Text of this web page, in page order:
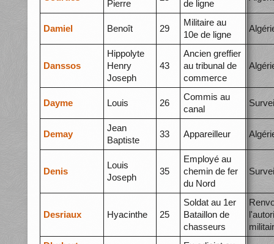
Pierre de ligne
Damiel Benoît 29
Militaire au
10e de ligne
Danssos
Hippolyte
Henry
Joseph
43
Ancien greffier
au tribunal de
commerce
Dayme Louis 26
Commis au
canal
Demay
Jean
Baptiste
33 Appareilleur
Denis
Louis
Joseph
35
Employé au
chemin de fer
du Nord
Desriaux Hyacinthe 25
Soldat au 1er
Bataillon de
chasseurs